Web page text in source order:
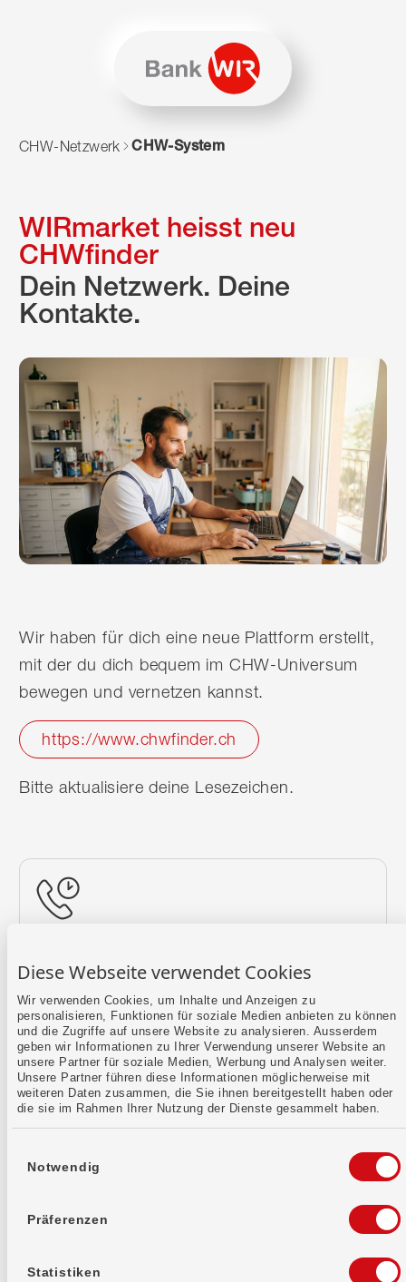
Diese Webseite verwendet Cookies
Wir verwenden Cookies, um Inhalte und Anzeigen zu
personalisieren, Funktionen für soziale Medien anbieten zu können
und die Zugriffe auf unsere Website zu analysieren. Ausserdem
geben wir Informationen zu Ihrer Verwendung unserer Website an
unsere Partner für soziale Medien, Werbung und Analysen weiter.
Unsere Partner führen diese Informationen möglicherweise mit
weiteren Daten zusammen, die Sie ihnen bereitgestellt haben oder
die sie im Rahmen Ihrer Nutzung der Dienste gesammelt haben.
Notwendig
Präferenzen
Statistiken
Zum Navigieren dieser Seite wird JavaScript benötigt.
CHW-Netzwerk CHW-System
WIRmarket heisst neu
CHWfinder
Dein Netzwerk. Deine
Kontakte.
Wir haben für dich eine neue Plattform erstellt,
mit der du dich bequem im CHW-Universum
bewegen und vernetzen kannst.
https://www.chwfinder.ch
Bitte aktualisiere deine Lesezeichen.
Mehr erfahren
Kontaktformular